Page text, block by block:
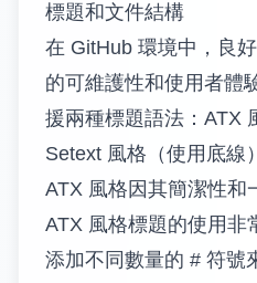
標題和文件結構
在 GitHub 環境中，良
的可維護性和使用者體
援兩種標題語法：ATX
Setext 風格（使用底線
ATX 風格因其簡潔性和
ATX 風格標題的使用非
添加不同數量的 # 符號